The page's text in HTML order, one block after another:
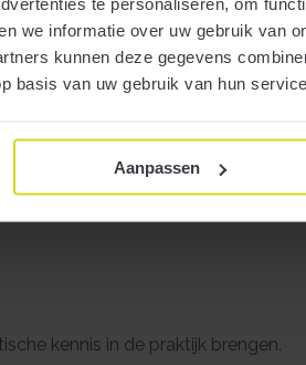
we informatie over uw gebruik van
kunnen deze gegevens
basis van uw gebruik van hun
Aanpassen
Wij schakelen snel,
SPD (bij voorkeur studerend
/ SPD, beide in een vergevorderd
kennis in de praktijk brengen.